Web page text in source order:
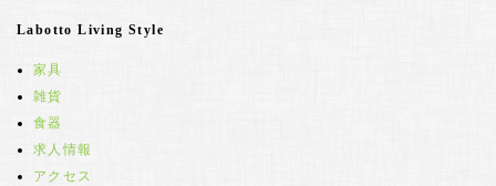
Labotto Living Style
家具
雑貨
食器
求人情報
アクセス